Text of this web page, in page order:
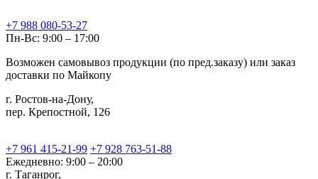
+7 988 080-53-27
Пн-Вс: 9:00 – 17:00
Возможен самовывоз продукции (по пред.заказу) или заказ
доставки по Майкопу
г. Ростов-на-Дону,
пер. Крепостной, 126
+7 961 415-21-99 +7 928 763-51-88
Ежедневно: 9:00 – 20:00
г. Таганрог,